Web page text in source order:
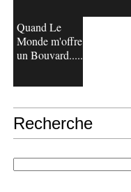
Quand Le
Monde m'offre
un Bouvard.....
Recherche